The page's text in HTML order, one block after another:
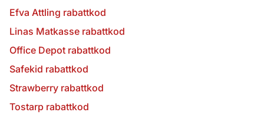
Efva Attling rabattkod
Linas Matkasse rabattkod
Office Depot rabattkod
Safekid rabattkod
Strawberry rabattkod
Tostarp rabattkod